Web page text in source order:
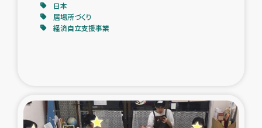
日本
居場所づくり
経済自立支援事業